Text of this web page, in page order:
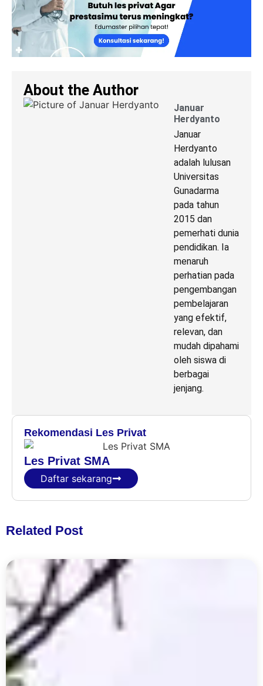
About the Author
Januar
Herdyanto
Januar
Herdyanto
adalah lulusan
Universitas
Gunadarma
pada tahun
2015 dan
pemerhati dunia
pendidikan. Ia
menaruh
perhatian pada
pengembangan
pembelajaran
yang efektif,
relevan, dan
mudah dipahami
oleh siswa di
berbagai
jenjang.
Rekomendasi Les Privat
Les Privat SMA
Daftar sekarang
Related Post